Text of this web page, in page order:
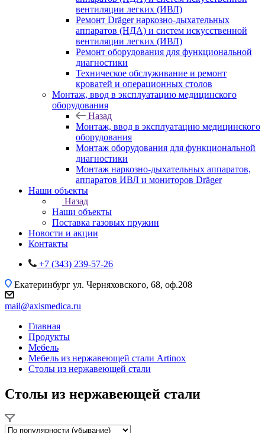
вентиляции легких (ИВЛ)
Ремонт Dräger наркозно-дыхательных
аппаратов (НДА) и систем искусственной
вентиляции легких (ИВЛ)
Ремонт оборудования для функциональной
диагностики
Техническое обслуживание и ремонт
кроватей и операционных столов
Монтаж, ввод в эксплуатацию медицинского
оборудования
Назад
Монтаж, ввод в эксплуатацию медицинского
оборудования
Монтаж оборудования для функциональной
диагностики
Монтаж наркозно-дыхательных аппаратов,
аппаратов ИВЛ и мониторов Dräger
Наши объекты
Назад
Наши объекты
Поставка газовых пружин
Новости и акции
Контакты
+7 (343) 239-57-26
Екатеринбург ул. Черняховского, 68, оф.208
mail@axismedica.ru
Главная
Продукты
Мебель
Мебель из нержавеющей стали Artinox
Столы из нержавеющей стали
Столы из нержавеющей стали